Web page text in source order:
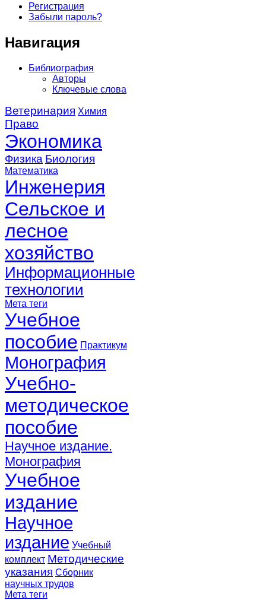
Регистрация
Забыли пароль?
Навигация
Библиография
Авторы
Ключевые слова
Ветеринария Химия
Право
Экономика
Физика Биология
Математика
Инженерия
Сельское и
лесное
хозяйство
Информационные
технологии
Мета теги
Учебное
пособие Практикум
Монография
Учебно-
методическое
пособие
Научное издание.
Монография
Учебное
издание
Научное
издание Учебный
комплект Методические
указания Сборник
научных трудов
Мета теги